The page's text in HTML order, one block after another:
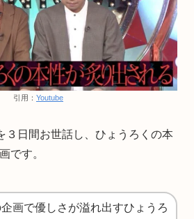
引用： Youtube
３日間お世話し、ひょうろくの本
です。
画で優しさが溢れ出すひょうろ